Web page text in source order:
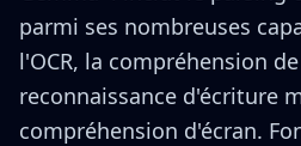
parmi ses nombreuses
l'OCR, la compréhension
reconnaissance d'écriture
compréhension d'écran.